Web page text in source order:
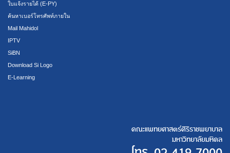
ใบแจ้งรายได้ (E-PY)
ค้นหาเบอร์โทรศัพท์ภายใน
Mail Mahidol
IPTV
SiBN
Download Si Logo
E-Learning
คณะแพทยศาสตร์ศิริราชพยาบาล
มหาวิทยาลัยมหิดล